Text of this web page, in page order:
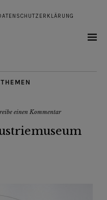
einen Kommentar